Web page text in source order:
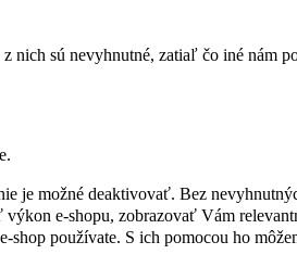
nich sú nevyhnutné, zatiaľ čo iné
je možné deaktivovať. Bez
e-shopu, zobrazovať Vám
shop používate. S ich pomocou ho